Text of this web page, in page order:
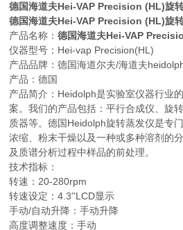
德国海道夫Hei-VAP Precision (HL)旋
德国海道夫Hei-VAP Precision (HL)旋
产品名称：德国海道夫Hei-VAP
仪器型号：Hei-vap Precision(HL)
产品品牌：德国海道尔夫/海道夫
产品：德国
产品简介：Heidolph是实验室仪器行业
案。我们的产品包括：平行合成仪、旋
质器等。德国Heidolph旋转蒸发仪是专
浓缩、粉末干燥以及一种或多种溶剂的
及质谱分析过程中样品的前处理。
技术指标：
转速：20-280rpm
转速设定：4.3''LCD显示
手动/自动升降：手动升降
高度调整速度：手动